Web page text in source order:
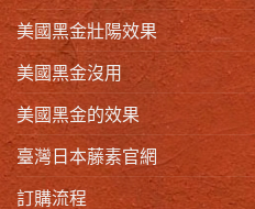
美國黑金壯陽效果
美國黑金沒用
美國黑金的效果
臺灣日本藤素官網
訂購流程